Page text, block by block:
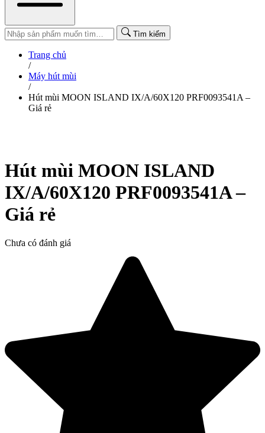
Tìm kiếm
Trang chủ
/
Máy hút mùi
/
Hút mùi MOON ISLAND IX/A/60X120 PRF0093541A –
Giá rẻ
Hút mùi MOON ISLAND
IX/A/60X120 PRF0093541A –
Giá rẻ
Chưa có đánh giá